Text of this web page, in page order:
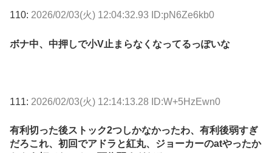
110: 2026/02/03(火) 12:04:32.93 ID:pN6Ze6kb0
ボナ中、中押しで小V止まらなくなってるっぽいな
111: 2026/02/03(火) 12:14:13.28 ID:W+5HzEwn0
有利切った後ストック2つしかなかったわ、有利後弱すぎ
だろこれ、初回でアドラと紅丸、ジョーカーのatやったか